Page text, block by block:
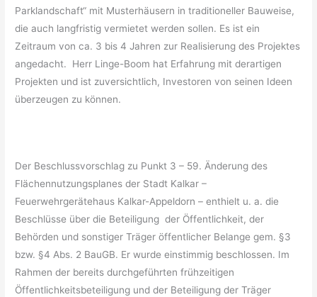
Parklandschaft“ mit Musterhäusern in traditioneller Bauweise,
die auch langfristig vermietet werden sollen. Es ist ein
Zeitraum von ca. 3 bis 4 Jahren zur Realisierung des Projektes
angedacht. Herr Linge-Boom hat Erfahrung mit derartigen
Projekten und ist zuversichtlich, Investoren von seinen Ideen
überzeugen zu können.
Der Beschlussvorschlag zu Punkt 3 – 59. Änderung des
Flächennutzungsplanes der Stadt Kalkar –
Feuerwehrgerätehaus Kalkar-Appeldorn – enthielt u. a. die
Beschlüsse über die Beteiligung der Öffentlichkeit, der
Behörden und sonstiger Träger öffentlicher Belange gem. §3
bzw. §4 Abs. 2 BauGB. Er wurde einstimmig beschlossen. Im
Rahmen der bereits durchgeführten frühzeitigen
Öffentlichkeitsbeteiligung und der Beteiligung der Träger